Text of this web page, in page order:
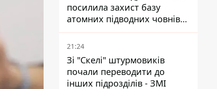
посилила захист базу
атомних підводних човнів
за 7400 км від України
21:24
Зі "Скелі" штурмовиків
почали переводити до
інших підрозділів - ЗМІ